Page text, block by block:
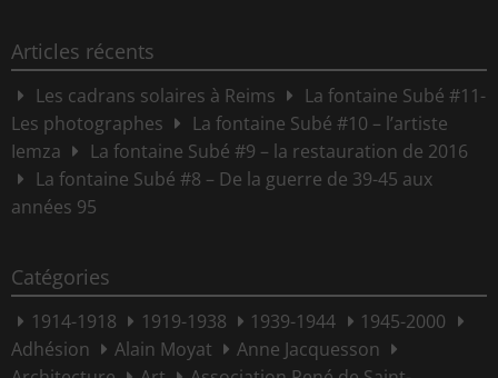
Articles récents
Les cadrans solaires à Reims
La fontaine Subé #11-
Les photographes
La fontaine Subé #10 – l’artiste
Iemza
La fontaine Subé #9 – la restauration de 2016
La fontaine Subé #8 – De la guerre de 39-45 aux
années 95
Catégories
1914-1918 1919-1938 1939-1944
1945-2000
Adhésion
Alain Moyat
Anne Jacquesson